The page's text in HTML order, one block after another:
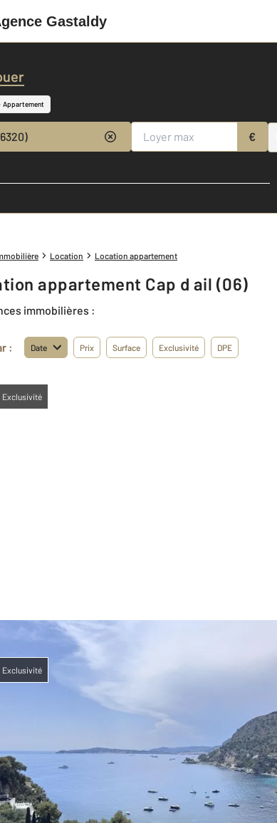
Gastaldy
Appartement
€
Location Location appartement
appartement Cap d ail (06)
immobilières :
: Date Prix Surface Exclusivité DPE
Exclusivité
Exclusivité